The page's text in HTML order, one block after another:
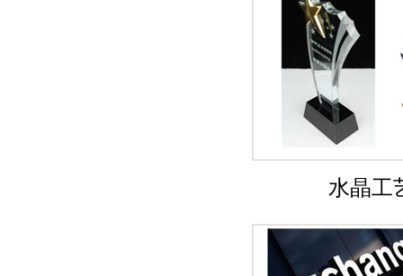
水晶工